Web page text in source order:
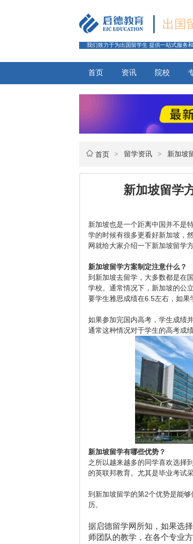
出国
我们致力于为出国留学生 提供一站式服务
首页 资讯 院校
首页 > 留学资讯 > 新加坡
新加坡留学
新加坡也是一个距离中国并不是
学的时候有很多更看好新加坡，
网就给大家介绍一下新加坡留学
新加坡留学方案制定注意什么？
到新加坡去留学，大多数都是在
学校。通常情况下，新加坡的公
要学生雅思成绩在6.5左右，如果
如果参加完国内高考，学生成绩
通常这种情况对于学生的高考成
新加坡留学有哪些优势？
之所以越来越多的同学喜欢选择
的英联邦教育。尤其是毕业考试
到新加坡留学的第2个优势是能
历。
据启德留学网所知，如果选
师团队的教学，在各个专业